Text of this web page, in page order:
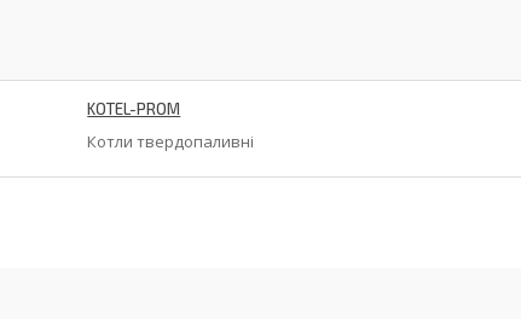
KOTEL-PROM
Котли твердопаливні